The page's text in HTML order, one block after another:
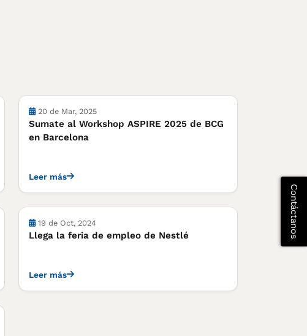
Actividades
20 de Mar, 2025
Sumate al Workshop ASPIRE 2025 de BCG
en Barcelona
Leer más
Actividades
19 de Oct, 2024
Llega la feria de empleo de Nestlé
Leer más
Contáctanos